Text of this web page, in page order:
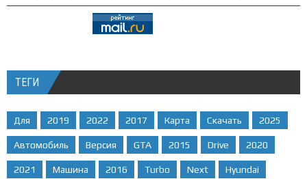
ТЕГИ
Для 2019 2022 2017 Карта Скачать 2025
Автомобиль Версия GTA 2015 Drive 2020
2021 Машина 2016 Turbo Next Hyundai